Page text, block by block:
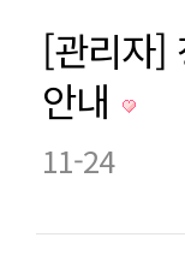
[관리자]
안내
11-24